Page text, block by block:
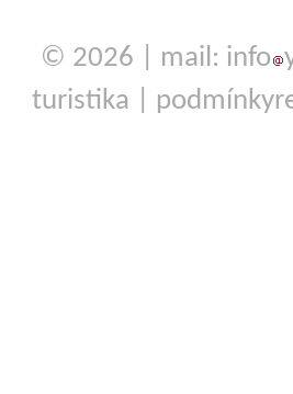
© 2026 | mail: info
turistika
podmínky